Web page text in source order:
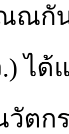
ณกั
.) ไ
วัตก